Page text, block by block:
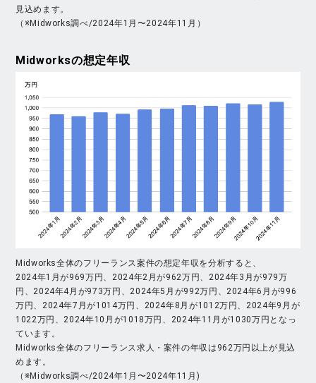
見込めます。
（※Midworks調べ/2024年1月〜2024年11月）
Midworksの想定年収
Midworks全体のフリーランス案件の想定年収を分析すると、
2024年1月が969万円、2024年2月が962万円、2024年3月が979万
円、2024年4月が973万円、2024年5月が992万円、2024年6月が996
万円、2024年7月が1014万円、2024年8月が1012万円、2024年9月が
1022万円、2024年10月が1018万円、2024年11月が1030万円となっ
ています。
Midworks全体のフリーランス求人・案件の年収は962万円以上が見込
めます。
（※Midworks調べ/2024年1月〜2024年11月)